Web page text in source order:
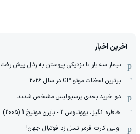
آخرین اخبار
نیمار سه بار تا نزدیکی پیوستن به رئال پیش رفت
برترین لحظات موتو GP در سال 2026
دو خرید بعدی پرسپولیس مشخص شدند
خاطره انگیز، یوونتوس 2 - بایرن مونیخ 1 (2005)
اولین کارت قرمز نسل زد فوتبال جهان!